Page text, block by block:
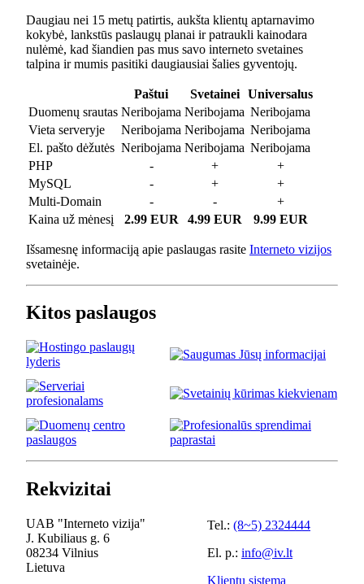
Daugiau nei 15 metų patirtis, aukšta klientų aptarnavimo
kokybė, lankstūs paslaugų planai ir patraukli kainodara
nulėmė, kad šiandien pas mus savo interneto svetaines
talpina ir mumis pasitiki daugiausiai šalies gyventojų.
Paštui Svetainei
Universalus
Duomenų srautas Neribojama Neribojama Neribojama
Vieta serveryje
Neribojama Neribojama Neribojama
El. pašto dėžutės Neribojama Neribojama Neribojama
PHP
- +
+
MySQL
- +
+
Multi-Domain
- -
+
Kaina už mėnesį
2.99 EUR 4.99 EUR 9.99 EUR
Išsamesnę informaciją apie paslaugas rasite Interneto vizijos
svetainėje.
Kitos paslaugos
Rekvizitai
UAB "Interneto vizija"
J. Kubiliaus g. 6
08234 Vilnius
Lietuva
Tel.: (8~5) 2324444
El. p.: info@iv.lt
Klientų sistema